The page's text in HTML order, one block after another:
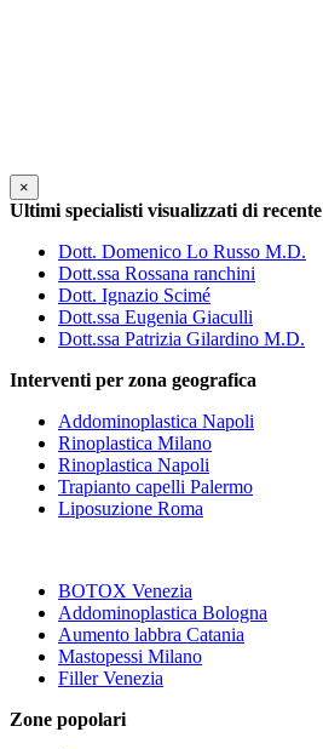
×
Ultimi specialisti visualizzati di recente
Dott. Domenico Lo Russo M.D.
Dott.ssa Rossana ranchini
Dott. Ignazio Scimé
Dott.ssa Eugenia Giaculli
Dott.ssa Patrizia Gilardino M.D.
Interventi per zona geografica
Addominoplastica Napoli
Rinoplastica Milano
Rinoplastica Napoli
Trapianto capelli Palermo
Liposuzione Roma
BOTOX Venezia
Addominoplastica Bologna
Aumento labbra Catania
Mastopessi Milano
Filler Venezia
Zone popolari